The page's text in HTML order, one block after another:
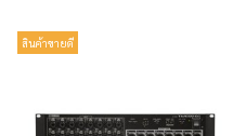
สินค้าขายดี